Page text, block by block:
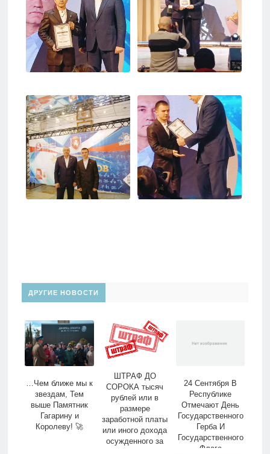
ДРУГИЕ НОВОСТИ
…Чем ближе мы к
звездам, Тем
выше Памятник
Гагарину и
Королеву! 🚀
ШТРАФ ДО
СОРОКА тысяч
рублей или в
размере
заработной платы
или иного дохода
осужденного за
24 Сентября В
Республике
Отмечают День
Государственного
Герба И
Государственного
Флага